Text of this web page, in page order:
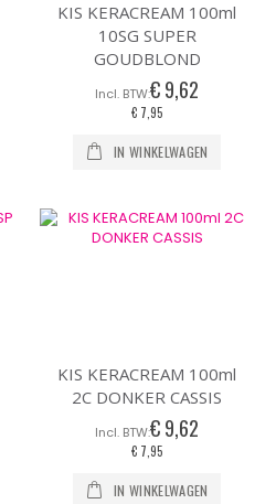
KIS KERACREAM 100ml
10SG SUPER
GOUDBLOND
€ 9,62
€ 7,95
IN WINKELWAGEN
KIS KERACREAM 100ml
2C DONKER CASSIS
€ 9,62
€ 7,95
IN WINKELWAGEN